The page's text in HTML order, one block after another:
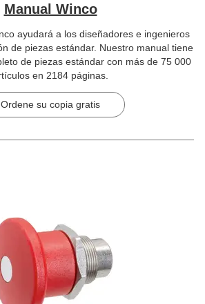
Manual Winco
ayudará a los diseñadores e ingenieros
de piezas estándar. Nuestro manual tiene
de piezas estándar con más de 75 000
en 2184 páginas.
Ordene su copia gratis